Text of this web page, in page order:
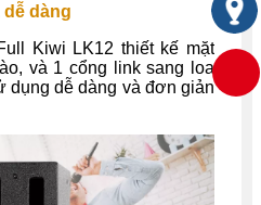
dàng
Kiwi LK12 thiết kế mặt
và 1 cổng link sang loa
dụng dễ dàng và đơn giản